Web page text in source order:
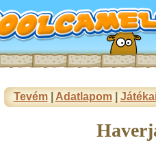
Tevém| Adatlapom|